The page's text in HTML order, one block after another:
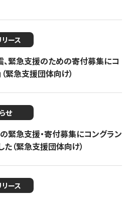
ース
、緊急支援のための寄付募集にコ
緊急支援団体向け）
せ
緊急支援・寄付募集にコングラン
（緊急支援団体向け）
ース